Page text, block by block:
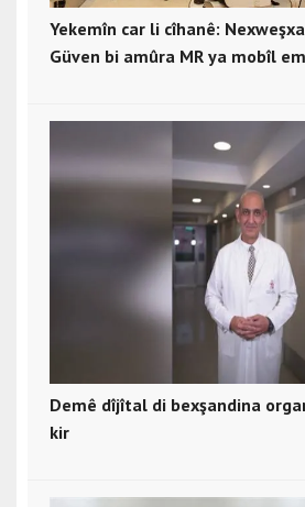
Yekemîn car li cîhanê:
Güven bi amûra MR ya mobîl
Demê dîjîtal di bexşandina
kir